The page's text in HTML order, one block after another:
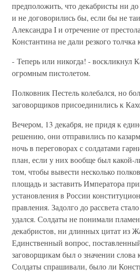
предположить, что декабристы ни
и не договорились бы, если бы не
Александра I и отречение от
Константина не дали резкого толчка
- Теперь или никогда! - воскликнул
огромным пистолетом.
Полковник Пестель колебался, но
заговорщиков присоединились к
Вечером, 13 декабря, не придя к
решению, они отправились по
ночь в переговорах с солдатами
план, если у них вообще был какой-
том, чтобы вывести несколько
площадь и заставить Императора
установления в России
правления. Задолго до рассвета
удался. Солдаты не понимали
декабристов, ни длинных цитат из
Единственный вопрос,
заговорщикам был о значении слова
Солдаты спрашивали, было ли